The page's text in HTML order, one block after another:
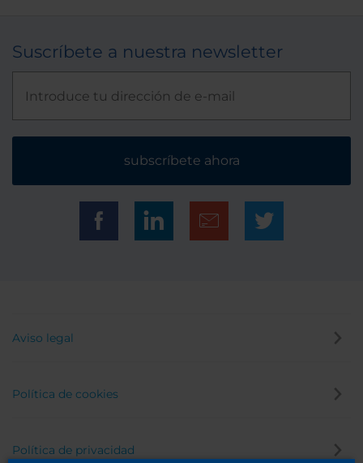
Suscríbete a nuestra newsletter
subscríbete ahora
Aviso legal
Política de cookies
Política de privacidad